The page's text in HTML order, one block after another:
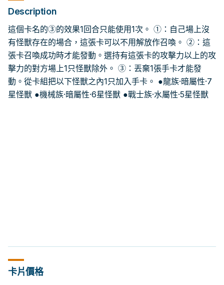
Description
這個卡名的③的效果1回合只能使用1次。 ①：自己場上沒
有怪獸存在的場合，這張卡可以不用解放作召喚。 ②：這
張卡召喚成功時才能發動。選持有這張卡的攻擊力以上的攻
擊力的對方場上1只怪獸除外。 ③：丟棄1張手卡才能發
動。從卡組把以下怪獸之內1只加入手卡。 ●龍族·暗屬性·7
星怪獸 ●機械族·暗屬性·6星怪獸 ●戰士族·水屬性·5星怪獸
卡片價格